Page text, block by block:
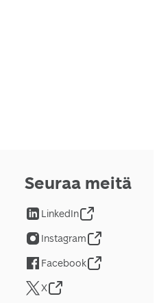
Seuraa meitä
LinkedIn
Instagram
Facebook
X